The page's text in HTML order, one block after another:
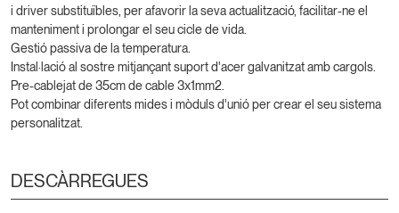
i driver substituïbles, per afavorir la seva actualització, facilitar-ne el
manteniment i prolongar el seu cicle de vida.
Gestió passiva de la temperatura.
Instal·lació al sostre mitjançant suport d'acer galvanitzat amb cargols.
Pre-cablejat de 35cm de cable 3x1mm2.
Pot combinar diferents mides i mòduls d'unió per crear el seu sistema
personalitzat.
DESCÀRREGUES